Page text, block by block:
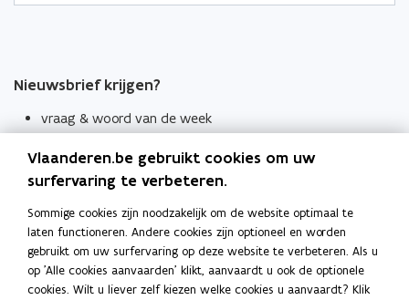
Nieuwsbrief krijgen?
vraag & woord van de week
Schrijf je in
Thema's
Taaladviezen
Spellingregels
Vlaanderen.be gebruikt cookies om uw
surfervaring te verbeteren.
Sommige cookies zijn noodzakelijk om de website optimaal te
laten functioneren. Andere cookies zijn optioneel en worden
gebruikt om uw surfervaring op deze website te verbeteren. Als u
op 'Alle cookies aanvaarden' klikt, aanvaardt u ook de optionele
cookies. Wilt u liever zelf kiezen welke cookies u aanvaardt? Klik